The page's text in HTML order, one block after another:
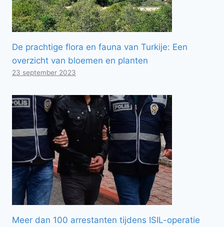
De prachtige flora en fauna van Turkije: Een
overzicht van bloemen en planten
23 september 2023
Meer dan 100 arrestanten tijdens ISIL-operatie